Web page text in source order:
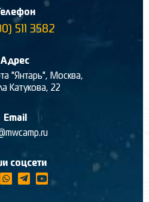
511 3582
Адрес
"Янтарь", Москва,
Катукова, 22
Email
соцсети